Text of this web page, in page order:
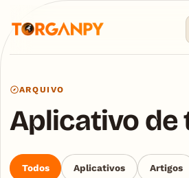
ARQUIVO
Aplicativo de
Todos Aplicativos Artigos